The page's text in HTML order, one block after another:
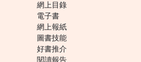
網上目錄
電子書
網上報紙
圖書技能
好書推介
閱讀報告